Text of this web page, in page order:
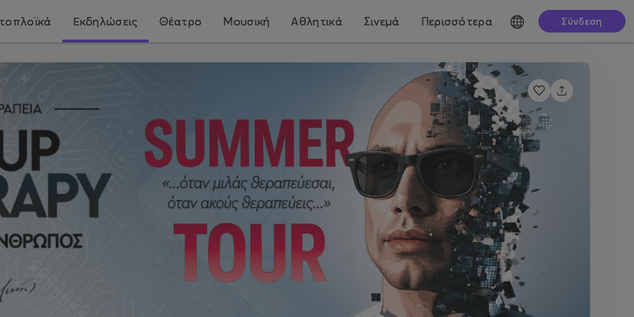
Εκδηλώσεις Θέατρο Μουσική Αθλητικά Σινεμά Περισσότερα Σύνδεση